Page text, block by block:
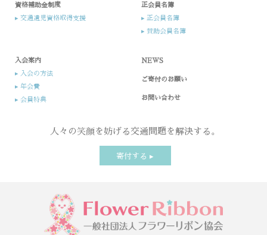
資格補助金制度
▸ 交通遺児資格取得支援
正会員名簿
▸ 正会員名簿
▸ 賛助会員名簿
入会案内​
▸ 入会の方法​
▸ 年会費
▸ 会員特典
NEWS
ご寄付のお願い
お問い合わせ
人々の笑顔を妨げる交通問題を解決する。
寄付する ▸